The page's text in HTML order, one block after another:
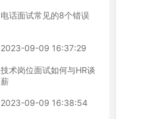
电话面试常见的8个错误
2023-09-09 16:37:29
技术岗位面试如何与HR谈
薪
2023-09-09 16:38:54